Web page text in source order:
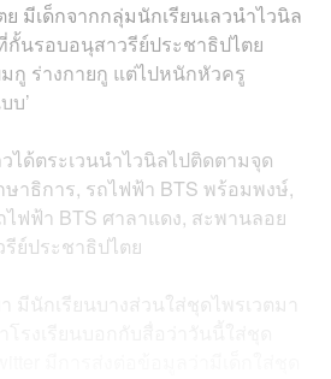
มีเด็กจากกลุ่มนักเรียนเลวนำไวนิล
นรอบอนุสาวรีย์ประชาธิปไตย
มกู ร่างกายกู แต่ไปหนักหัวครู
บ’
ได้ตระเวนนำไวนิลไปติดตามจุด
าธิการ, รถไฟฟ้า BTS พร้อมพงษ์,
ฟฟ้า BTS ศาลาแดง, สะพานลอย
ย์ประชาธิปไตย
มีนักเรียนบางส่วนใส่ชุดไพรเวตมา